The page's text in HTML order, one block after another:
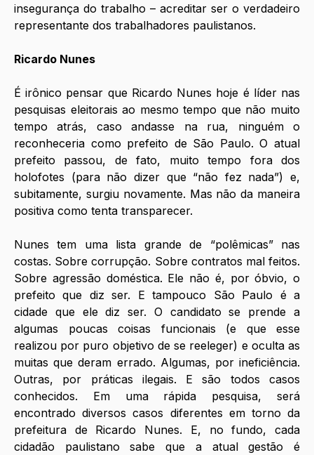
insegurança do trabalho – acreditar ser o verdadeiro
representante dos trabalhadores paulistanos.
Ricardo Nunes
É irônico pensar que Ricardo Nunes hoje é líder nas
pesquisas eleitorais ao mesmo tempo que não muito
tempo atrás, caso andasse na rua, ninguém o
reconheceria como prefeito de São Paulo. O atual
prefeito passou, de fato, muito tempo fora dos
holofotes (para não dizer que “não fez nada”) e,
subitamente, surgiu novamente. Mas não da maneira
positiva como tenta transparecer.
Nunes tem uma lista grande de “polêmicas” nas
costas. Sobre corrupção. Sobre contratos mal feitos.
Sobre agressão doméstica. Ele não é, por óbvio, o
prefeito que diz ser. E tampouco São Paulo é a
cidade que ele diz ser. O candidato se prende a
algumas poucas coisas funcionais (e que esse
realizou por puro objetivo de se reeleger) e oculta as
muitas que deram errado. Algumas, por ineficiência.
Outras, por práticas ilegais. E são todos casos
conhecidos. Em uma rápida pesquisa, será
encontrado diversos casos diferentes em torno da
prefeitura de Ricardo Nunes. E, no fundo, cada
cidadão paulistano sabe que a atual gestão é